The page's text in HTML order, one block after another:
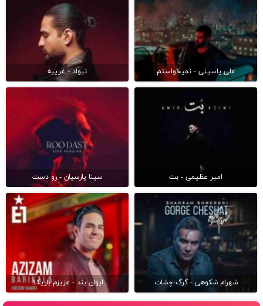
علی یاسینی - نمیخواستم نیواد - غریبه
امیر عظیمی - بت سینا پارسیان - رو دست
شهرام شکوهی - گرگ چشات ایوان بند - عزیزم باریکلا